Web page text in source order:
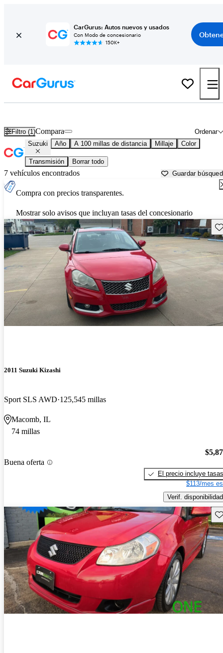
CarGurus: Autos nuevos y usados
Con Modo de concesionario
150K+
Filtro (1) Ordenar
Compara
Suzuki Año A 100 millas de distancia Millaje Color
Transmisión Borrar todo
7 vehículos encontrados Guardar
Compra con precios transparentes.
Mostrar solo avisos que incluyan tasas del concesionario
2011 Suzuki Kizashi
Sport SLS AWD 125,545 millas
Macomb, IL
74 millas
Buena oferta
El precio incluye tasas
$113/mes
Verif. disponibilidad